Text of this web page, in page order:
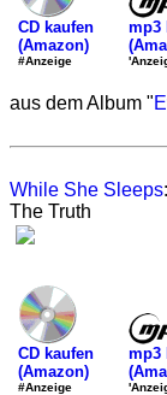
CD kaufen
(Amazon)
#Anzeige
mp3
aus dem Album "
While She Sleeps:
The Truth
CD kaufen
(Amazon)
#Anzeige
mp3